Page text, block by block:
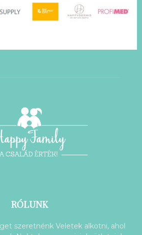
RÓLUNK
szeretnénk Veletek alkotni, ahol